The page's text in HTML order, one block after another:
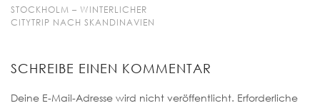
STOCKHOLM – WINTERLICHER
CITYTRIP NACH SKANDINAVIEN
SCHREIBE EINEN KOMMENTAR
Deine E-Mail-Adresse wird nicht veröffentlicht. Erforderliche